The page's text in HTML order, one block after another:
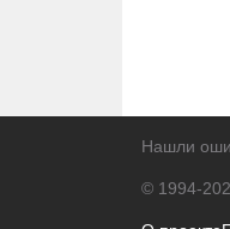
Нашли
© 1994-